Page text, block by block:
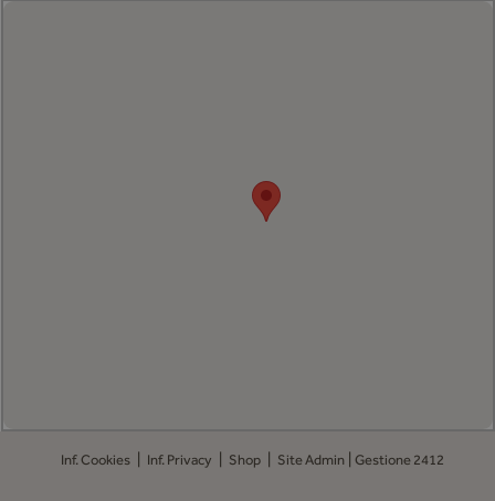
Inf. Cookies| Inf. Privacy Shop| Site Admin| Gestione 2412